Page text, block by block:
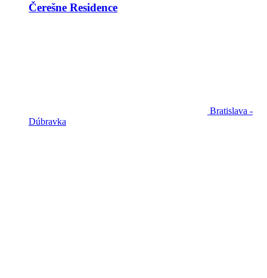
Čerešne Residence
Bratislava -
Dúbravka